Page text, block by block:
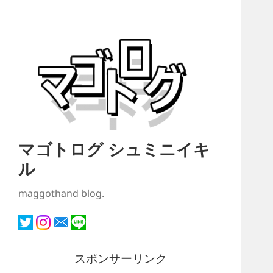
マゴトログ シュミニイキ
ル
maggothand blog.
スポンサーリンク